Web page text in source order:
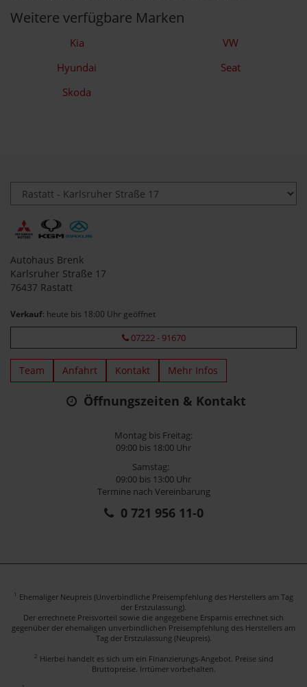
Weitere verfügbare Marken
Kia
VW
Hyundai
Seat
Skoda
Autohaus Brenk
Karlsruher Straße 17
76437 Rastatt
Verkauf: heute bis 18:00 Uhr geöffnet
07222 - 91670
Team Anfahrt Kontakt Mehr Infos
Öffnungszeiten & Kontakt
Montag bis Freitag:
09:00 bis 18:00 Uhr
Samstag:
09:00 bis 13:00 Uhr
Termine nach Vereinbarung
0 721 956 11-0
1 Ehemaliger Neupreis (Unverbindliche Preisempfehlung des Herstellers am Tag
der Erstzulassung).
Der errechnete Preisvorteil sowie die angegebene Ersparnis errechnet sich
gegenüber der ehemaligen unverbindlichen Preisempfehlung des Herstellers am
Tag der Erstzulassung (Neupreis).
2 Hierbei handelt es sich um ein Finanzierungs-Angebot. Preise sind
Bruttopreise. Irrtümer vorbehalten.